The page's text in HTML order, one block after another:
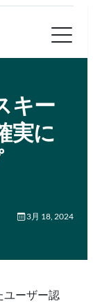
キー
実に
3月 18, 2024
ユーザー認